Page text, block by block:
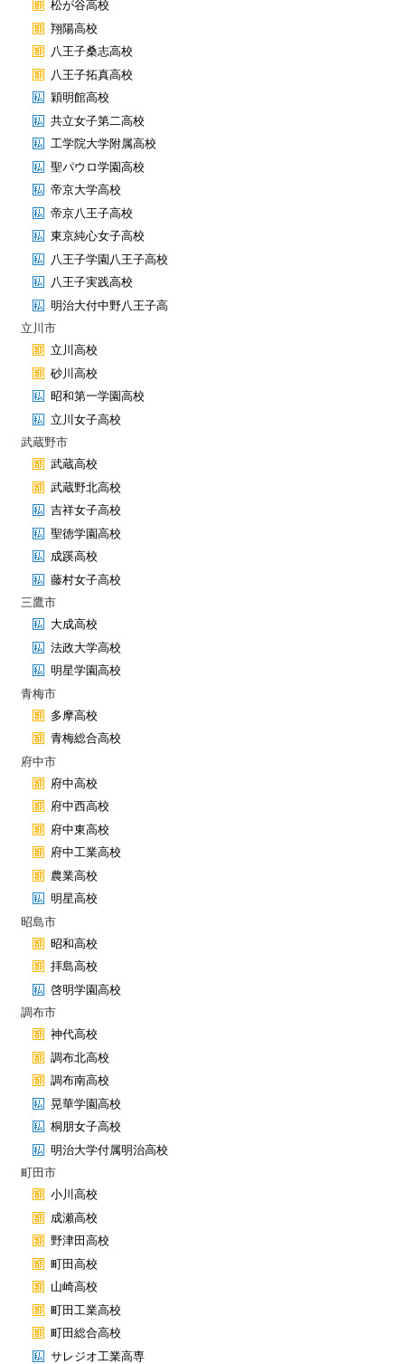
松が谷高校
翔陽高校
八王子桑志高校
八王子拓真高校
穎明館高校
共立女子第二高校
工学院大学附属高校
聖パウロ学園高校
帝京大学高校
帝京八王子高校
東京純心女子高校
八王子学園八王子高校
八王子実践高校
明治大付中野八王子高
立川市
立川高校
砂川高校
昭和第一学園高校
立川女子高校
武蔵野市
武蔵高校
武蔵野北高校
吉祥女子高校
聖徳学園高校
成蹊高校
藤村女子高校
三鷹市
大成高校
法政大学高校
明星学園高校
青梅市
多摩高校
青梅総合高校
府中市
府中高校
府中西高校
府中東高校
府中工業高校
農業高校
明星高校
昭島市
昭和高校
拝島高校
啓明学園高校
調布市
神代高校
調布北高校
調布南高校
晃華学園高校
桐朋女子高校
明治大学付属明治高校
町田市
小川高校
成瀬高校
野津田高校
町田高校
山崎高校
町田工業高校
町田総合高校
サレジオ工業高専